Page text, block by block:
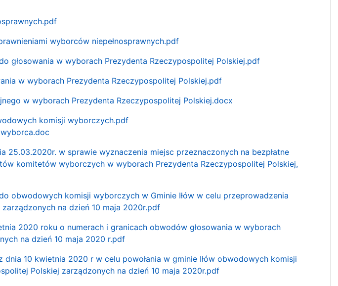
wyborców niepełnosprawnych.pdf
głosowania w wyborach Prezydenta Rzeczypospolitej Polskiej.pdf
w wyborach Prezydenta Rzeczypospolitej Polskiej.pdf
w wyborach Prezydenta Rzeczypospolitej Polskiej.docx
komisji wyborczych.pdf
25.03.2020r. w sprawie wyznaczenia miejsc przeznaczonych na bezpłatne
komitetów wyborczych w wyborach Prezydenta Rzeczypospolitej Polskiej,
obwodowych komisji wyborczych w Gminie Iłów w celu przeprowadzenia
na dzień 10 maja 2020r.pdf
2020 roku o numerach i granicach obwodów głosowania w wyborach
na dzień 10 maja 2020 r.pdf
dnia 10 kwietnia 2020 r w celu powołania w gminie Iłów obwodowych komisji
Polskiej zarządzonych na dzień 10 maja 2020r.pdf